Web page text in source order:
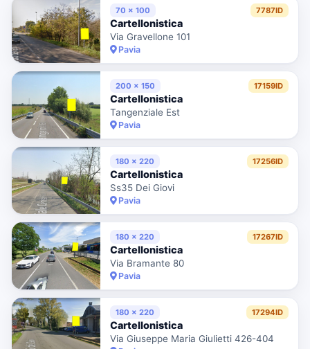
70 x 100 7787ID
Cartellonistica
Via Gravellone 101
Pavia
200 x 150 17159ID
Cartellonistica
Tangenziale Est
Pavia
180 x 220 17256ID
Cartellonistica
Ss35 Dei Giovi
Pavia
180 x 220 17267ID
Cartellonistica
Via Bramante 80
Pavia
180 x 220 17294ID
Cartellonistica
Via Giuseppe Maria Giulietti 426-404